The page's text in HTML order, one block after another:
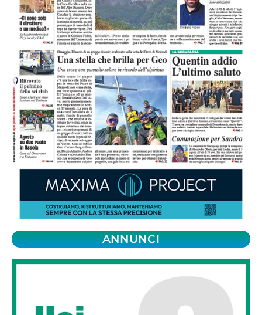
ANNUNCI